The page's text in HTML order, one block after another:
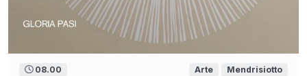
08.00 Arte Mendrisiotto